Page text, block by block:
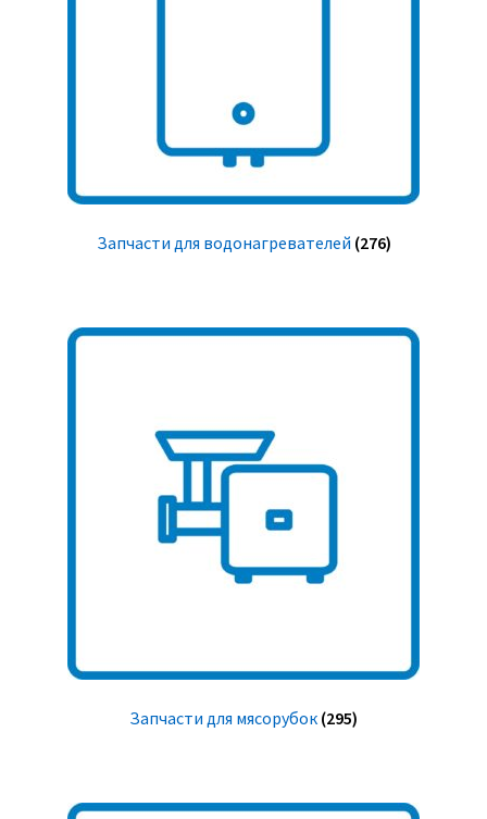
Запчасти для водонагревателей (276)
Запчасти для мясорубок (295)